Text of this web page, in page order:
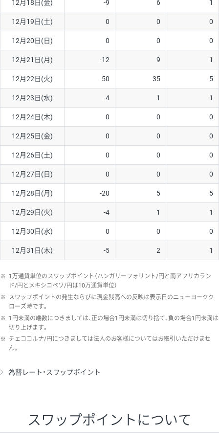
ソ/円は10万通貨単位。
12月18日(金) -9 6 1
12月19日(土) 0 0 0
12月20日(日) 0 0 0
12月21日(月) -12 9 1
12月22日(火) -50 35 5
12月23日(水) -4 1 1
12月24日(木) 0 0 0
12月25日(金) 0 0 0
12月26日(土) 0 0 0
12月27日(日) 0 0 0
12月28日(月) -20 5 5
12月29日(火) -4 1 1
12月30日(水) 0 0 0
12月31日(木) -5 2 1
※ 1万通貨単位のスワップポイント（ハンガリーフォリント/円と南アフリカラン
ド/円とメキシコペソ/円は10万通貨単位）
※ スワップポイントの発生ならびに現金残高への反映は表示日のニューヨークク
ローズ時です。
※ 1円未満の端数につきましては、正の場合1円未満は切り捨て、負の場合1円未満は
切り上げます。
※ チェココルナ/円につきましては法人のお客様についてはお取引いただけませ
ん。
為替レート・スワップポイント
スワップポイントについて